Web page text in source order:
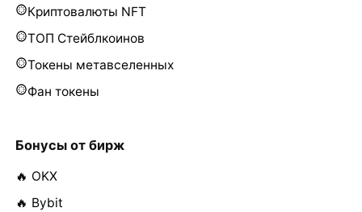
Криптовалюты NFT
ТОП Стейблкоинов
Токены метавселенных
Фан токены
Бонусы от бирж
🔥 OKX
🔥 Bybit